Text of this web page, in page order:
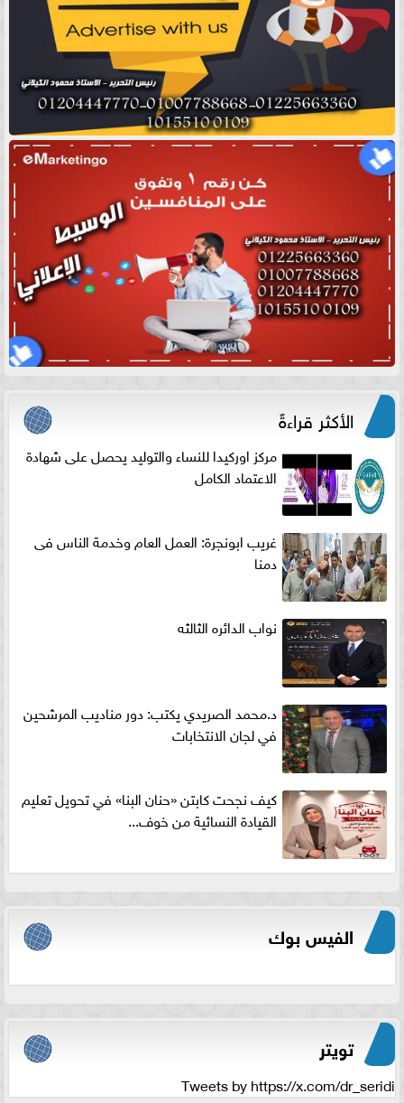
الأكثر قراءةً
مركز اوركيدا للنساء والتوليد يحصل على شهادة
الاعتماد الكامل
غريب ابونجرة: العمل العام وخدمة الناس فى
دمنا
نواب الدائره الثالثه
د.محمد الصريدي يكتب: دور مناديب المرشحين
في لجان الانتخابات
كيف نجحت كابتن «حنان البنا» في تحويل تعليم
القيادة النسائية من خوف...
الفيس بوك
تويتر
Tweets by https://x.com/dr_seridi